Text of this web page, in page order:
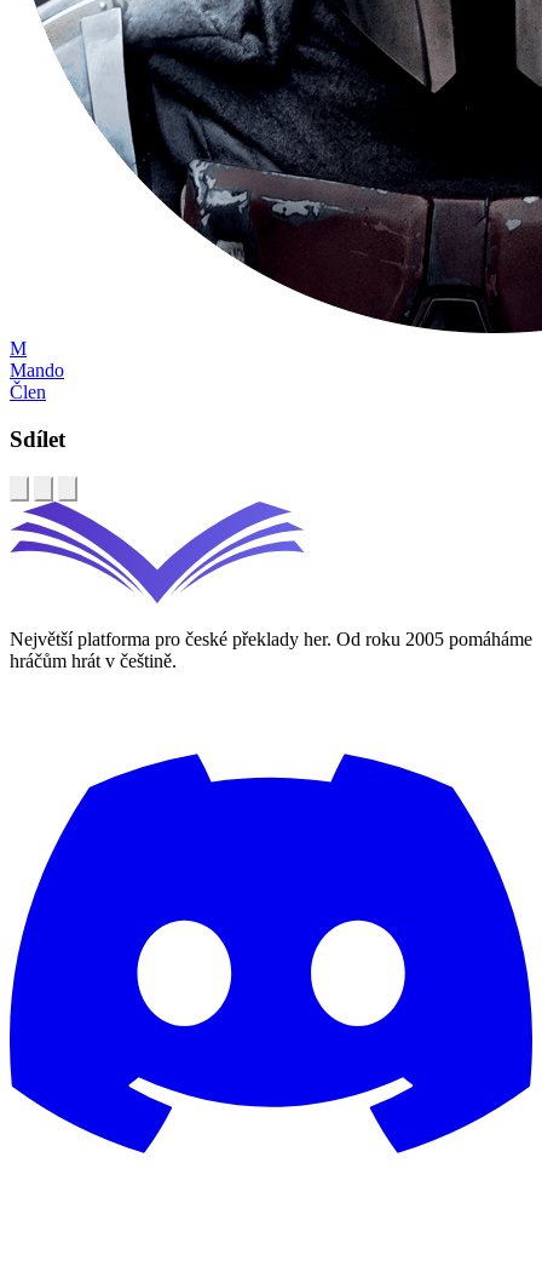
M
Mando
Člen
Sdílet
Největší platforma pro české překlady her. Od roku 2005 pomáháme
hráčům hrát v češtině.